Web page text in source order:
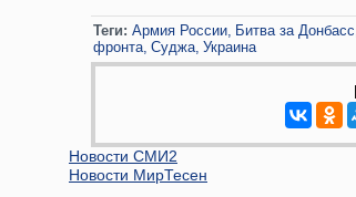
Теги: Армия России Битва за Донбасс
фронта Суджа Украина
Новости СМИ2
Новости МирТесен